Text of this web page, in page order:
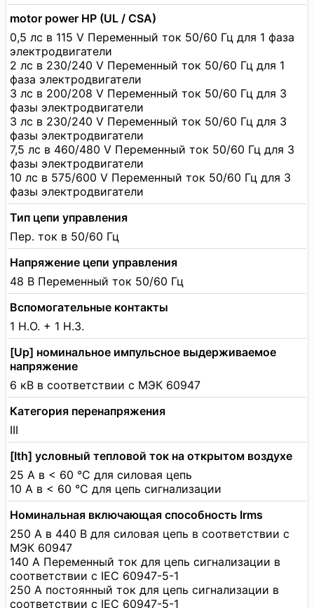
motor power HP (UL / CSA)
0,5 лс в 115 V Переменный ток 50/60 Гц для 1 фаза
электродвигатели
2 лс в 230/240 V Переменный ток 50/60 Гц для 1
фаза электродвигатели
3 лс в 200/208 V Переменный ток 50/60 Гц для 3
фазы электродвигатели
3 лс в 230/240 V Переменный ток 50/60 Гц для 3
фазы электродвигатели
7,5 лс в 460/480 V Переменный ток 50/60 Гц для 3
фазы электродвигатели
10 лс в 575/600 V Переменный ток 50/60 Гц для 3
фазы электродвигатели
Тип цепи управления
Пер. ток в 50/60 Гц
Напряжение цепи управления
48 В Переменный ток 50/60 Гц
Вспомогательные контакты
1 Н.О. + 1 Н.З.
[Up] номинальное импульсное выдерживаемое
напряжение
6 кВ в соответствии с МЭК 60947
Категория перенапряжения
III
[Ith] условный тепловой ток на открытом воздухе
25 А в < 60 °C для силовая цепь
10 А в < 60 °C для цепь сигнализации
Номинальная включающая способность Irms
250 А в 440 В для силовая цепь в соответствии с
МЭК 60947
140 А Переменный ток для цепь сигнализации в
соответствии с IEC 60947-5-1
250 А постоянный ток для цепь сигнализации в
соответствии с IEC 60947-5-1